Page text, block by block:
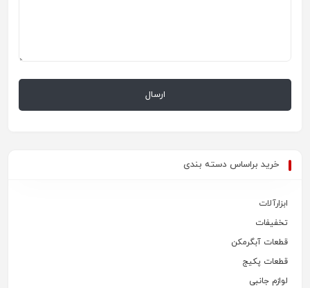
خرید براساس دسته بندی
ابزارآلات
تخفیفات
قطعات آبگرمکن
قطعات پکیج
لوازم جانبی